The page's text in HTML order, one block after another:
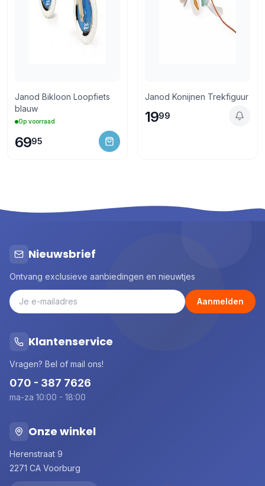
Janod Bikloon Loopfiets
blauw
Op voorraad
6995
Janod Konijnen Trekfiguur
1999
Nieuwsbrief
Ontvang exclusieve aanbiedingen en nieuwtjes
Aanmelden
Klantenservice
Vragen? Bel of mail ons!
070 - 387 7626
ma-za 10:00 - 18:00
Onze winkel
Herenstraat 9
2271 CA Voorburg